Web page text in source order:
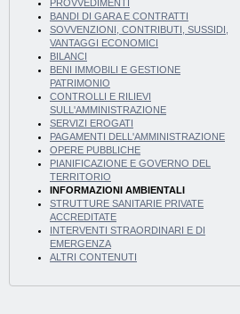
PROVVEDIMENTI
BANDI DI GARA E CONTRATTI
SOVVENZIONI, CONTRIBUTI, SUSSIDI,
VANTAGGI ECONOMICI
BILANCI
BENI IMMOBILI E GESTIONE
PATRIMONIO
CONTROLLI E RILIEVI
SULL'AMMINISTRAZIONE
SERVIZI EROGATI
PAGAMENTI DELL'AMMINISTRAZIONE
OPERE PUBBLICHE
PIANIFICAZIONE E GOVERNO DEL
TERRITORIO
INFORMAZIONI AMBIENTALI
STRUTTURE SANITARIE PRIVATE
ACCREDITATE
INTERVENTI STRAORDINARI E DI
EMERGENZA
ALTRI CONTENUTI